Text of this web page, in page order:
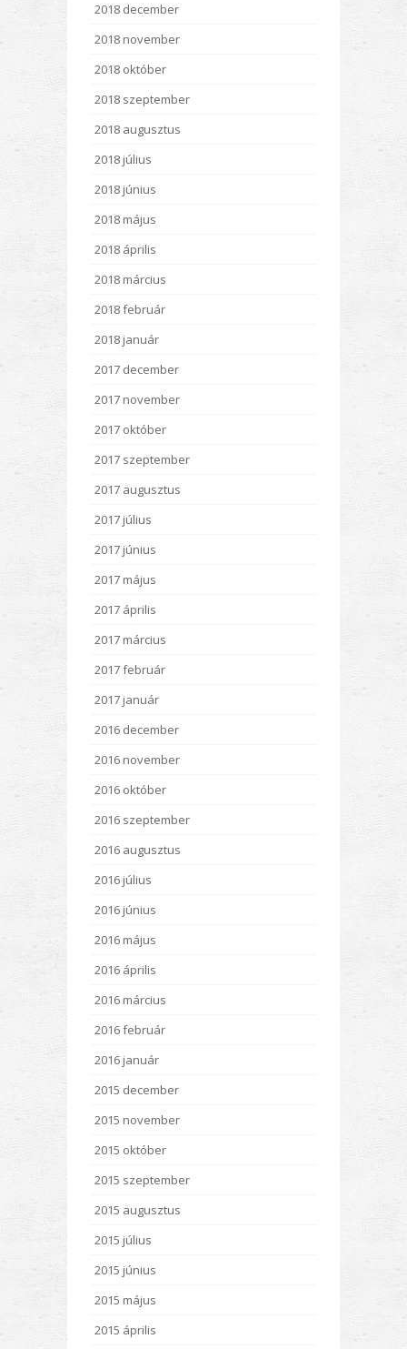
2018 december
2018 november
2018 október
2018 szeptember
2018 augusztus
2018 július
2018 június
2018 május
2018 április
2018 március
2018 február
2018 január
2017 december
2017 november
2017 október
2017 szeptember
2017 augusztus
2017 július
2017 június
2017 május
2017 április
2017 március
2017 február
2017 január
2016 december
2016 november
2016 október
2016 szeptember
2016 augusztus
2016 július
2016 június
2016 május
2016 április
2016 március
2016 február
2016 január
2015 december
2015 november
2015 október
2015 szeptember
2015 augusztus
2015 július
2015 június
2015 május
2015 április